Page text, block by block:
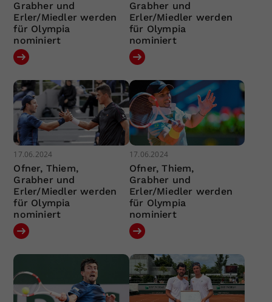
Grabher und
Erler/Miedler werden
für Olympia
nominiert
Grabher und
Erler/Miedler werden
für Olympia
nominiert
17.06.2024
Ofner, Thiem,
Grabher und
Erler/Miedler werden
für Olympia
nominiert
17.06.2024
Ofner, Thiem,
Grabher und
Erler/Miedler werden
für Olympia
nominiert